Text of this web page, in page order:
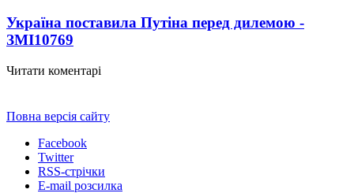
Україна поставила Путіна перед дилемою -
ЗМІ10769
Читати коментарі
Повна версія сайту
Facebook
Twitter
RSS-стрічки
E-mail розсилка